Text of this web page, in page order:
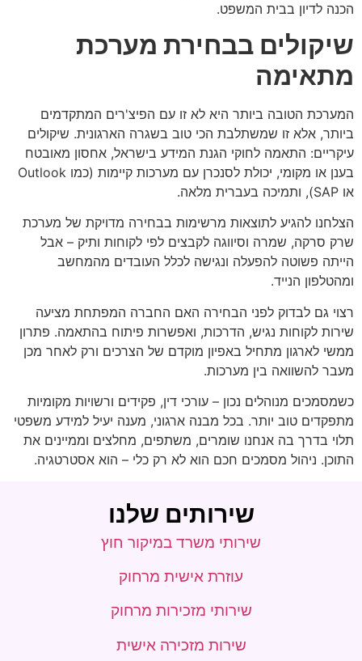
הכנה לדיון בבית המשפט.
שיקולים בבחירת מערכת
מתאימה
המערכת הטובה ביותר היא לא זו עם הפיצ'רים המתקדמים
ביותר, אלא זו שמשתלבת הכי טוב בשגרה הארגונית. שיקולים
עיקריים: התאמה לחוקי הגנת המידע בישראל, אחסון מאובטח
בענן או מקומי, יכולת לסנכרן עם מערכות קיימות (כמו Outlook
או SAP), ותמיכה בעברית מלאה.
הצלחנו להגיע לתוצאות מרשימות בבחירה מדויקת של מערכת
שרק סרקה, שמרה וסיווגה לקבצים לפי לקוחות ותיק – אבל
הייתה פשוטה להפעלה ונגישה לכלל העובדים מהמחשב
ומהטלפון הנייד.
רצוי גם לבדוק לפני הבחירה האם החברה המפתחת מציעה
שירות לקוחות נגיש, הדרכות, ואפשרות פיתוח בהתאמה. פתרון
ממשי לארגון מתחיל באפיון מוקדם של הצרכים ורק לאחר מכן
מעבר להשוואה בין מערכות.
כשמסמכים מנוהלים נכון – עורכי דין, פקידים ורשויות מקומיות
מתפקדים טוב יותר. בכל מבנה ארגוני, מענה יעיל למידע משפטי
תלוי בדרך בה אנחנו שומרים, משתפים, מחלצים וממיינים את
התוכן. ניהול מסמכים חכם הוא לא רק כלי – הוא אסטרטגיה.
שירותים שלנו
שירותי משרד במיקור חוץ
עוזרת אישית מרחוק
שירותי מזכירות מרחוק
שירות מזכירה אישית